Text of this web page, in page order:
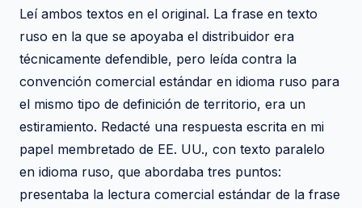
Leí ambos textos en el original. La frase en texto
ruso en la que se apoyaba el distribuidor era
técnicamente defendible, pero leída contra la
convención comercial estándar en idioma ruso para
el mismo tipo de definición de territorio, era un
estiramiento. Redacté una respuesta escrita en mi
papel membretado de EE. UU., con texto paralelo
en idioma ruso, que abordaba tres puntos:
presentaba la lectura comercial estándar de la frase